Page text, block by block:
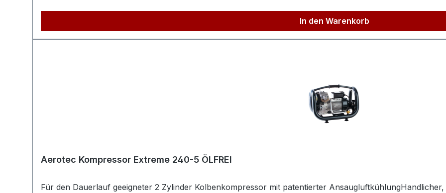
Daten:Luftklasse2Behandlungsplätze3 – 4Länge (Produkt) ca.1100mmBreite/Tiefe (Produkt)
In den Warenkorb
Aerotec Kompressor Extreme 240-5 ÖLFREI
Für den Dauerlauf geeigneter 2 Zylinder Kolbenkompressor mit patentierter